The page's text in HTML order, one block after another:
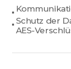
Schutz der
AES-